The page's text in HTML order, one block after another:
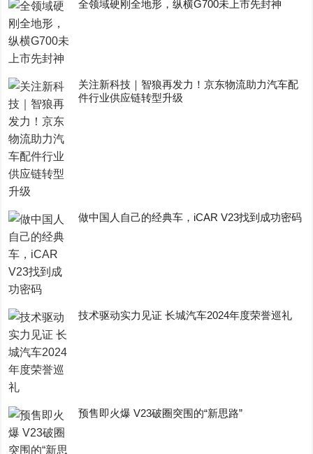
全领域硬刚全地形，纵横G700未上市先封神
关注新科技｜智狼再发力！京东物流助力汽车配
件行业供应链转型升级
做中国人自己的经典车，iCAR V23找到成功密码
技术驱动实力见证 长城汽车2024年度荣誉巡礼
预售即火爆 V23破圈突围的“新思路”